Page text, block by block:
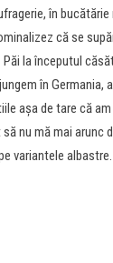
în
că se
la începutul
în
așa de tare că
nu mă mai
variantele